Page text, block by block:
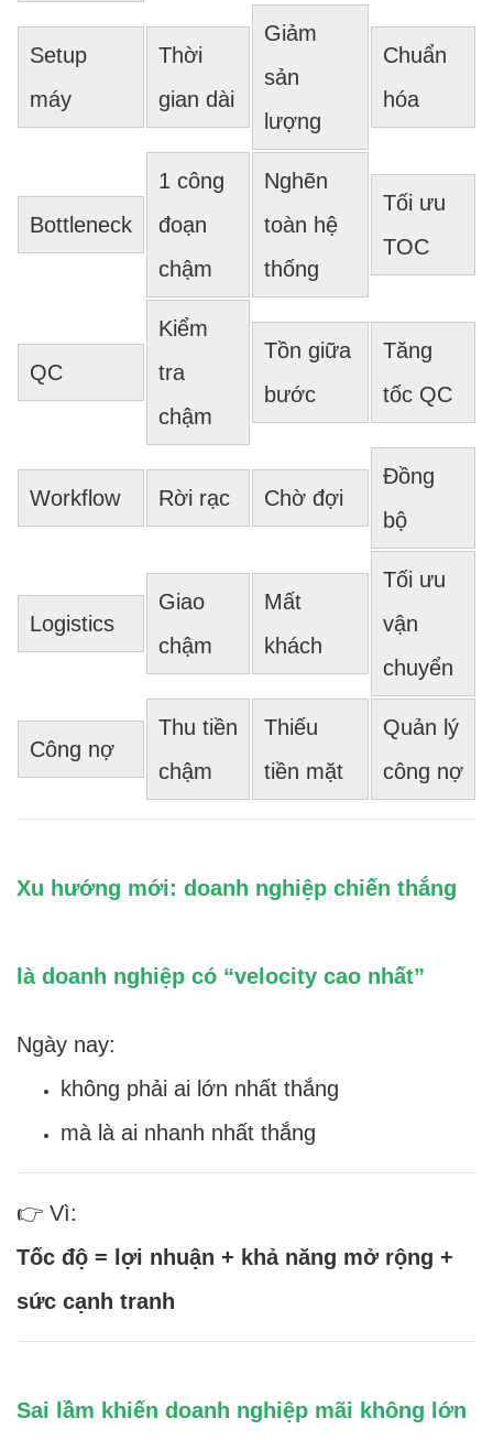
Setup
máy
Thời
gian dài
Giảm
sản
lượng
Chuẩn
hóa
Bottleneck
1 công
đoạn
chậm
Nghẽn
toàn hệ
thống
Tối ưu
TOC
QC
Kiểm
tra
chậm
Tồn giữa
bước
Tăng
tốc QC
Workflow Rời rạc Chờ đợi
Đồng
bộ
Logistics
Giao
chậm
Mất
khách
Tối ưu
vận
chuyển
Công nợ
Thu tiền
chậm
Thiếu
tiền mặt
Quản lý
công nợ
Xu hướng mới: doanh nghiệp chiến thắng
là doanh nghiệp có “velocity cao nhất”
Ngày nay:
không phải ai lớn nhất thắng
mà là ai nhanh nhất thắng
👉 Vì:
Tốc độ = lợi nhuận + khả năng mở rộng +
sức cạnh tranh
Sai lầm khiến doanh nghiệp mãi không lớn